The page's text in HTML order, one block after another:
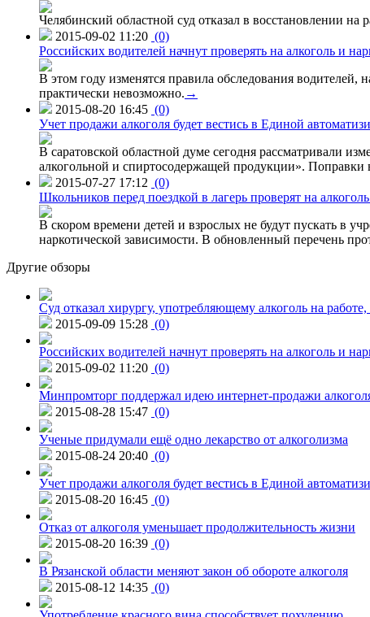
Челябинский областной суд отказал в восстановлении на
2015-09-02 11:20 (0)
Российских водителей начнут проверять на алкоголь и
В этом году изменятся правила обследования водителей,
практически невозможно. →
2015-08-20 16:45 (0)
Учет продажи алкоголя будет вестись в Единой
В саратовской областной думе сегодня рассматривали
алкогольной и спиртосодержащей продукции». Поправки
2015-07-27 17:12 (0)
Школьников перед поездкой в лагерь проверят на
В скором времени детей и взрослых не будут пускать в
наркотической зависимости. В обновленный перечень
Другие обзоры
Суд отказал хирургу, употребляющему алкоголь на
2015-09-09 15:28 (0)
Российских водителей начнут проверять на алкоголь и
2015-09-02 11:20 (0)
Минпромторг поддержал идею интернет-продажи
2015-08-28 15:47 (0)
Ученые придумали ещё одно лекарство от алкоголизма
2015-08-24 20:40 (0)
Учет продажи алкоголя будет вестись в Единой
2015-08-20 16:45 (0)
Отказ от алкоголя уменьшает продолжительность жизни
2015-08-20 16:39 (0)
В Рязанской области меняют закон об обороте алкоголя
2015-08-12 14:35 (0)